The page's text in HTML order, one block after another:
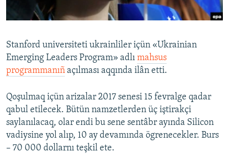
Русский
Українською
RFE/RS bütün saytları
Stanford universiteti ukrainliler içün «Ukrainian
Emerging Leaders Program» adlı mahsus
programmanıñ açılması aqqında ilân etti.
Qoşulmaq içün arizalar 2017 senesi 15 fevralge qadar
qabul etilecek. Bütün namzetlerden üç iştirakçi
saylanılacaq, olar endi bu sene sentâbr ayında Silicon
vadiysine yol alıp, 10 ay devamında ögrenecekler. Burs
– 70 000 dollarnı teşkil ete.